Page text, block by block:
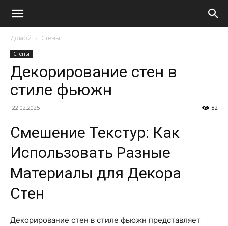
Домой Стены
Стены
Декорирование стен в
стиле фьюжн
22.02.2025 82
Смешение Текстур: Как
Использовать Разные
Материалы для Декора
Стен
Декорирование стен в стиле фьюжн представляет